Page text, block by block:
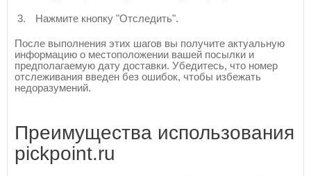
Нажмите кнопку "Отследить".
После выполнения этих шагов вы получите актуальную
информацию о местоположении вашей посылки и
предполагаемую дату доставки. Убедитесь, что номер
отслеживания введен без ошибок, чтобы избежать
недоразумений.
Преимущества использования
pickpoint.ru